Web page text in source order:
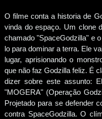
O filme conta a historia de
vinda do espaço. Um clone
chamado "SpaceGodzilla" e
lo para dominar a terra. Ele
lugar, aprisionando o
que não faz Godzilla feliz. É
dizer sobre este assunto:
"MOGERA" (Operação
Projetado para se defender
contra SpaceGodzilla. O